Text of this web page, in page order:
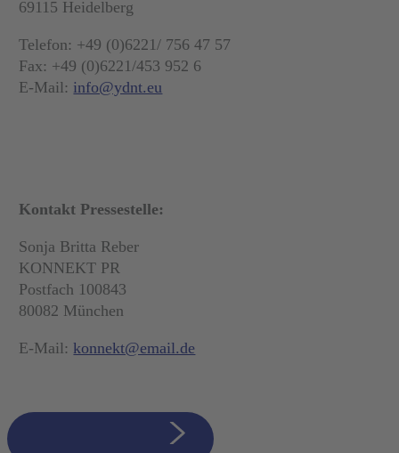
69115 Heidelberg
Telefon: +49 (0)6221/ 756 47 57
Fax: +49 (0)6221/453 952 6
E-Mail: info@ydnt.eu
Kontakt Pressestelle:
Sonja Britta Reber
KONNEKT PR
Postfach 100843
80082 München
E-Mail: konnekt@email.de